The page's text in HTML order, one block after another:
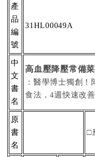
產
品
編
號
31HL00049A
中
文
書
名
高血壓降壓常備菜
：醫學博士獨創！
食法，4週快速改
原
書
名
□